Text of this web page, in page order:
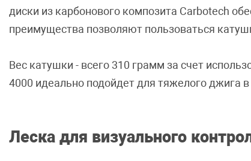
диски из карбонового композита Carbotech
преимущества позволяют пользоваться
Вес катушки - всего 310 грамм за счет
4000 идеально подойдет для тяжелого джига
Леска для визуального